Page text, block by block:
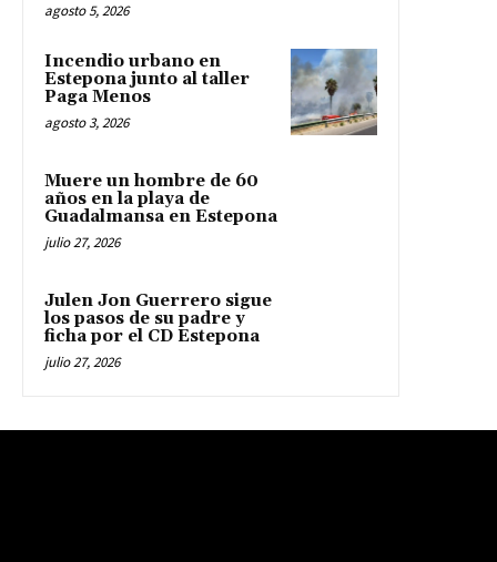
agosto 5, 2026
Incendio urbano en
Estepona junto al taller
Paga Menos
agosto 3, 2026
Muere un hombre de 60
años en la playa de
Guadalmansa en Estepona
julio 27, 2026
Julen Jon Guerrero sigue
los pasos de su padre y
ficha por el CD Estepona
julio 27, 2026